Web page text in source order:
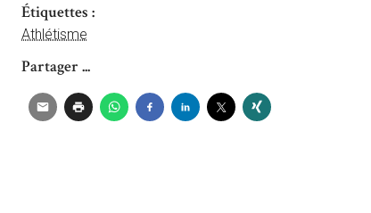
Étiquettes :
Athlétisme
Partager ...